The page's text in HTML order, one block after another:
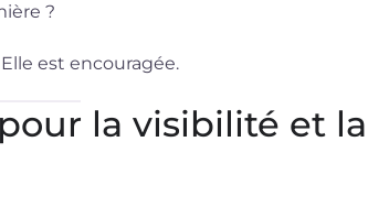
?
est encouragée.
la visibilité et la